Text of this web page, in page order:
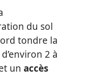
du sol
tondre la
2 à
un accès